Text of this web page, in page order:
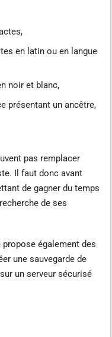
en latin ou en langue
noir et blanc,
présentant un ancêtre,
pas remplacer
Il faut donc avant
de gagner du temps
de ses
également des
une sauvegarde de
un serveur sécurisé